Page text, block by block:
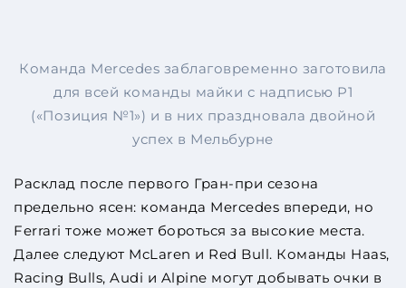
Команда Mercedes заблаговременно заготовила
для всей команды майки с надписью P1
(«Позиция №1») и в них праздновала двойной
успех в Мельбурне
Расклад после первого Гран-при сезона
предельно ясен: команда Mercedes впереди, но
Ferrari тоже может бороться за высокие места.
Далее следуют McLaren и Red Bull. Команды Haas,
Racing Bulls, Audi и Alpine могут добывать очки в